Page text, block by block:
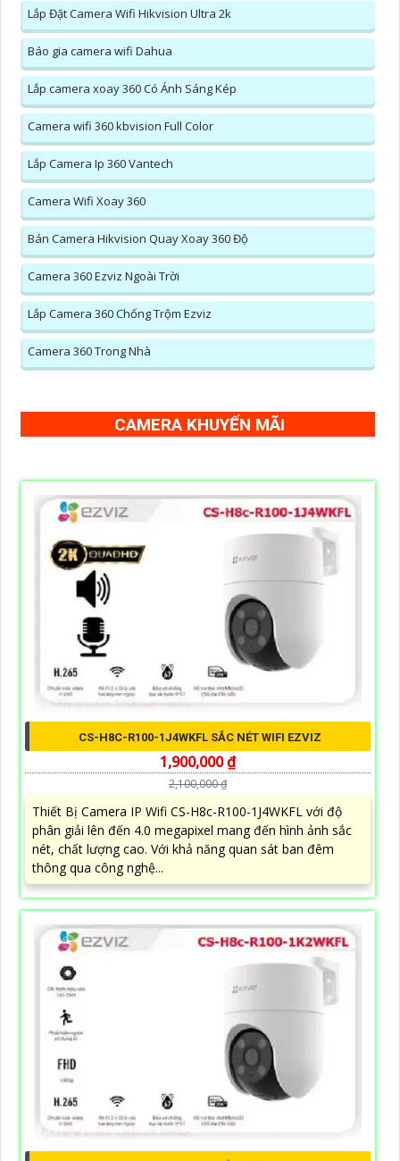
Lắp Đặt Camera Wifi Hikvision Ultra 2k
Báo gia camera wifi Dahua
Lắp camera xoay 360 Có Ánh Sáng Kép
Camera wifi 360 kbvision Full Color
Lắp Camera Ip 360 Vantech
Camera Wifi Xoay 360
Bán Camera Hikvision Quay Xoay 360 Độ
Camera 360 Ezviz Ngoài Trời
Lắp Camera 360 Chống Trộm Ezviz
Camera 360 Trong Nhà
CAMERA KHUYẾN MÃI
CS-H8C-R100-1J4WKFL SẮC NÉT WIFI EZVIZ
1,900,000 ₫
2,100,000 ₫
Thiết Bị Camera IP Wifi CS-H8c-R100-1J4WKFL với độ
phân giải lên đến 4.0 megapixel mang đến hình ảnh sắc
nét, chất lượng cao. Với khả năng quan sát ban đêm
thông qua công nghệ...